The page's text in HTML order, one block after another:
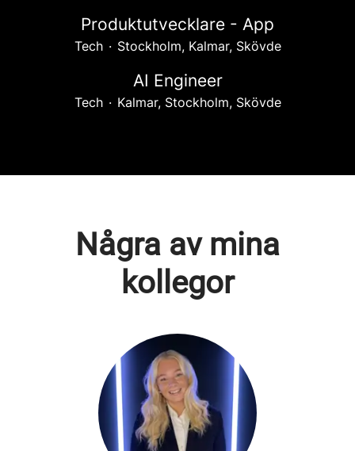
Produktutvecklare - App
Tech · Stockholm, Kalmar, Skövde
AI Engineer
Tech · Kalmar, Stockholm, Skövde
Några av mina
kollegor